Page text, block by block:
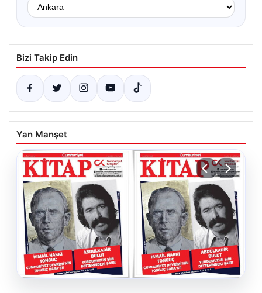
Bizi Takip Edin
Yan Manşet